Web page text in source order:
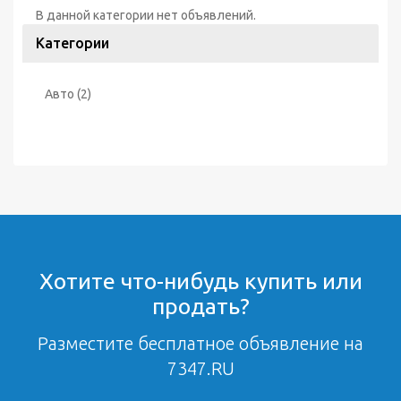
В данной категории нет объявлений.
Категории
Авто (2)
Хотите что-нибудь купить или
продать?
Разместите бесплатное объявление на
7347.RU